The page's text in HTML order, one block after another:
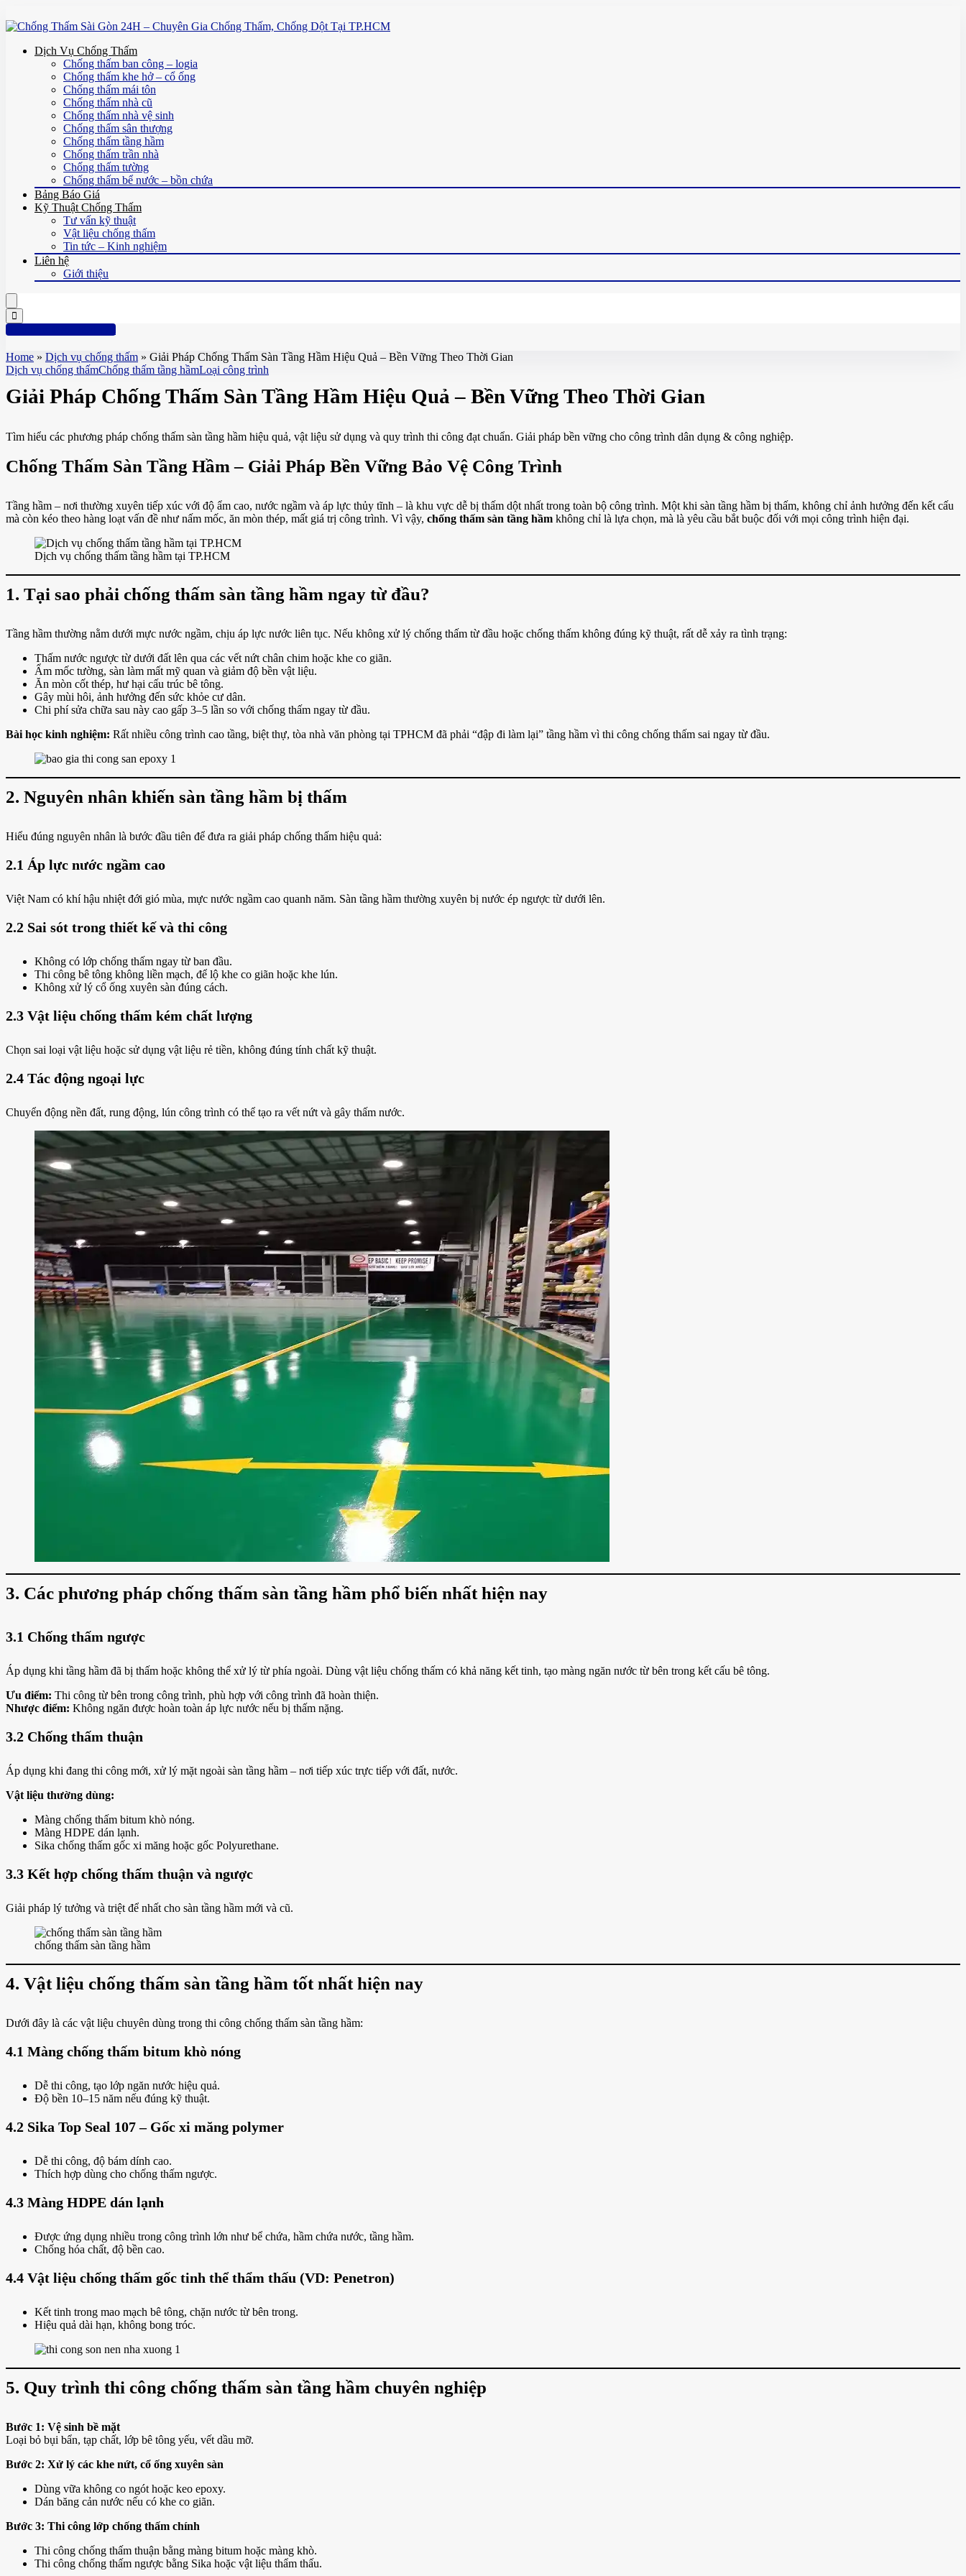
Dịch Vụ Chống Thấm
Chống thấm ban công – logia
Chống thấm khe hở – cổ ống
Chống thấm mái tôn
Chống thấm nhà cũ
Chống thấm nhà vệ sinh
Chống thấm sân thượng
Chống thấm tầng hầm
Chống thấm trần nhà
Chống thấm tường
Chống thấm bể nước – bồn chứa
Bảng Báo Giá
Kỹ Thuật Chống Thấm
Tư vấn kỹ thuật
Vật liệu chống thấm
Tin tức – Kinh nghiệm
Liên hệ
Giới thiệu
Hotline: 0961 894 472
Home » Dịch vụ chống thấm » Giải Pháp Chống Thấm Sàn Tầng Hầm Hiệu Quả – Bền Vững Theo Thời Gian
Dịch vụ chống thấmChống thấm tầng hầmLoại công trình
Giải Pháp Chống Thấm Sàn Tầng Hầm Hiệu Quả – Bền Vững Theo Thời Gian
Tìm hiểu các phương pháp chống thấm sàn tầng hầm hiệu quả, vật liệu sử dụng và quy trình thi công đạt chuẩn. Giải pháp bền vững cho công trình dân dụng & công nghiệp.
Chống Thấm Sàn Tầng Hầm – Giải Pháp Bền Vững Bảo Vệ Công Trình
Tầng hầm – nơi thường xuyên tiếp xúc với độ ẩm cao, nước ngầm và áp lực thủy tĩnh – là khu vực dễ bị thấm dột nhất trong toàn bộ công trình. Một khi sàn tầng hầm bị thấm, không chỉ ảnh hưởng đến kết cấu
mà còn kéo theo hàng loạt vấn đề như nấm mốc, ăn mòn thép, mất giá trị công trình. Vì vậy, chống thấm sàn tầng hầm không chỉ là lựa chọn, mà là yêu cầu bắt buộc đối với mọi công trình hiện đại.
Dịch vụ chống thấm tầng hầm tại TP.HCM
1. Tại sao phải chống thấm sàn tầng hầm ngay từ đầu?
Tầng hầm thường nằm dưới mực nước ngầm, chịu áp lực nước liên tục. Nếu không xử lý chống thấm từ đầu hoặc chống thấm không đúng kỹ thuật, rất dễ xảy ra tình trạng:
Thấm nước ngược từ dưới đất lên qua các vết nứt chân chim hoặc khe co giãn.
Ẩm mốc tường, sàn làm mất mỹ quan và giảm độ bền vật liệu.
Ăn mòn cốt thép, hư hại cấu trúc bê tông.
Gây mùi hôi, ảnh hưởng đến sức khỏe cư dân.
Chi phí sửa chữa sau này cao gấp 3–5 lần so với chống thấm ngay từ đầu.
Bài học kinh nghiệm: Rất nhiều công trình cao tầng, biệt thự, tòa nhà văn phòng tại TPHCM đã phải “đập đi làm lại” tầng hầm vì thi công chống thấm sai ngay từ đầu.
2. Nguyên nhân khiến sàn tầng hầm bị thấm
Hiểu đúng nguyên nhân là bước đầu tiên để đưa ra giải pháp chống thấm hiệu quả:
2.1 Áp lực nước ngầm cao
Việt Nam có khí hậu nhiệt đới gió mùa, mực nước ngầm cao quanh năm. Sàn tầng hầm thường xuyên bị nước ép ngược từ dưới lên.
2.2 Sai sót trong thiết kế và thi công
Không có lớp chống thấm ngay từ ban đầu.
Thi công bê tông không liền mạch, để lộ khe co giãn hoặc khe lún.
Không xử lý cổ ống xuyên sàn đúng cách.
2.3 Vật liệu chống thấm kém chất lượng
Chọn sai loại vật liệu hoặc sử dụng vật liệu rẻ tiền, không đúng tính chất kỹ thuật.
2.4 Tác động ngoại lực
Chuyển động nền đất, rung động, lún công trình có thể tạo ra vết nứt và gây thấm nước.
3. Các phương pháp chống thấm sàn tầng hầm phổ biến nhất hiện nay
3.1 Chống thấm ngược
Áp dụng khi tầng hầm đã bị thấm hoặc không thể xử lý từ phía ngoài. Dùng vật liệu chống thấm có khả năng kết tinh, tạo màng ngăn nước từ bên trong kết cấu bê tông.
Ưu điểm: Thi công từ bên trong công trình, phù hợp với công trình đã hoàn thiện.
Nhược điểm: Không ngăn được hoàn toàn áp lực nước nếu bị thấm nặng.
3.2 Chống thấm thuận
Áp dụng khi đang thi công mới, xử lý mặt ngoài sàn tầng hầm – nơi tiếp xúc trực tiếp với đất, nước.
Vật liệu thường dùng:
Màng chống thấm bitum khò nóng.
Màng HDPE dán lạnh.
Sika chống thấm gốc xi măng hoặc gốc Polyurethane.
3.3 Kết hợp chống thấm thuận và ngược
Giải pháp lý tưởng và triệt để nhất cho sàn tầng hầm mới và cũ.
chống thấm sàn tầng hầm
4. Vật liệu chống thấm sàn tầng hầm tốt nhất hiện nay
Dưới đây là các vật liệu chuyên dùng trong thi công chống thấm sàn tầng hầm:
4.1 Màng chống thấm bitum khò nóng
Dễ thi công, tạo lớp ngăn nước hiệu quả.
Độ bền 10–15 năm nếu đúng kỹ thuật.
4.2 Sika Top Seal 107 – Gốc xi măng polymer
Dễ thi công, độ bám dính cao.
Thích hợp dùng cho chống thấm ngược.
4.3 Màng HDPE dán lạnh
Được ứng dụng nhiều trong công trình lớn như bể chứa, hầm chứa nước, tầng hầm.
Chống hóa chất, độ bền cao.
4.4 Vật liệu chống thấm gốc tinh thể thẩm thấu (VD: Penetron)
Kết tinh trong mao mạch bê tông, chặn nước từ bên trong.
Hiệu quả dài hạn, không bong tróc.
5. Quy trình thi công chống thấm sàn tầng hầm chuyên nghiệp
Bước 1: Vệ sinh bề mặt
Loại bỏ bụi bẩn, tạp chất, lớp bê tông yếu, vết dầu mỡ.
Bước 2: Xử lý các khe nứt, cổ ống xuyên sàn
Dùng vữa không co ngót hoặc keo epoxy.
Dán băng cản nước nếu có khe co giãn.
Bước 3: Thi công lớp chống thấm chính
Thi công chống thấm thuận bằng màng bitum hoặc màng khò.
Thi công chống thấm ngược bằng Sika hoặc vật liệu thẩm thấu.